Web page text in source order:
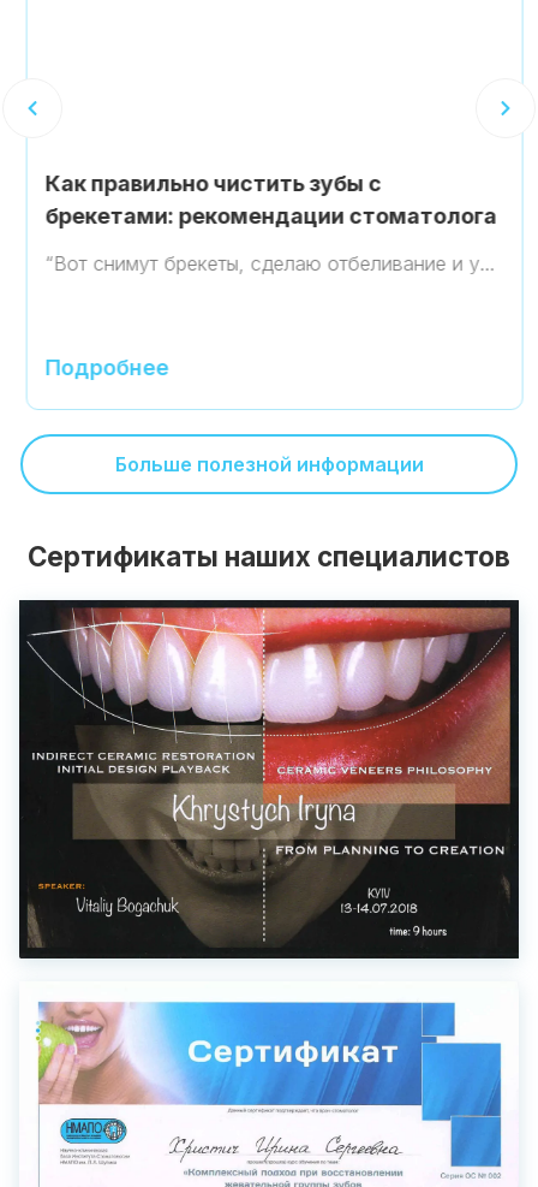
Как правильно чистить зубы с
брекетами: рекомендации стоматолога
“Вот снимут брекеты, сделаю отбеливание и у…
Подробнее
Больше полезной информации
Сертификаты наших специалистов